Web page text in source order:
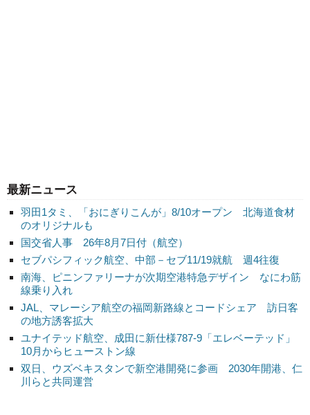
最新ニュース
羽田1タミ、「おにぎりこんが」8/10オープン 北海道食材
のオリジナルも
国交省人事 26年8月7日付（航空）
セブパシフィック航空、中部－セブ11/19就航 週4往復
南海、ピニンファリーナが次期空港特急デザイン なにわ筋
線乗り入れ
JAL、マレーシア航空の福岡新路線とコードシェア 訪日客
の地方誘客拡大
ユナイテッド航空、成田に新仕様787-9「エレベーテッド」
10月からヒューストン線
双日、ウズベキスタンで新空港開発に参画 2030年開港、仁
川らと共同運営